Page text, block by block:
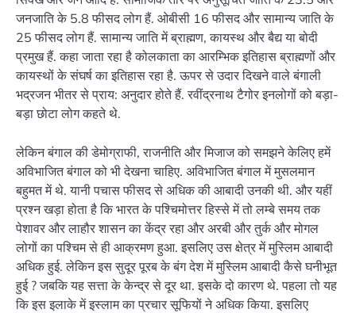
जनजाति के 5.8 फीसद लोग हैं. ओबीसी 16 फीसद और सामान्य जाति के
25 फीसद लोग हैं. सामान्य जाति में ब्राह्मण, कायस्थ और बैद्य या बोदी
प्रमुख हैं. कहा जाता रहा है कोलकाता का आरम्भिक इतिहास ब्राह्मणों और
कायस्थों के संघर्ष का इतिहास रहा है. ऊपर से उदार दिखने वाले बंगाली
भद्रजन भीतर से प्राय: अनुदार होते हैं. रवींद्रनाथ टैगोर इनलोगों को बड़ा-
बड़ा छोटा लोग कहते थे.
लेकिन बंगाल की डेमोग्राफी, राजनीति और मिजाज को समझने केलिए हमें
अविभाजित बंगाल को भी देखना चाहिए. अविभाजित बंगाल में मुसलमान
बहुमत में थे. यानी पचास फीसद से अधिक की आबादी उनकी थी. और यहीं
प्रश्न खड़ा होता है कि भारत के पश्चिमोत्तर हिस्से में तो लम्बे समय तक
पेशावर और लाहौर शासन का केंद्र रहा और अरबी और तुर्क और मोगल
लोगों का पश्चिम से ही आक्रमण हुआ. इसलिए उस क्षेत्र में मुस्लिम आबादी
अधिक हुई. लेकिन इस सुदूर पूरब के बंग देश में मुस्लिम आबादी कैसे घनीभूत
हुई ? जबकि यह सत्ता के केन्द्र से दूर था. इसके दो कारण थे. पहला तो यह
कि इस इलाके में इस्लाम का प्रचार सूफियों ने अधिक किया. इसलिए